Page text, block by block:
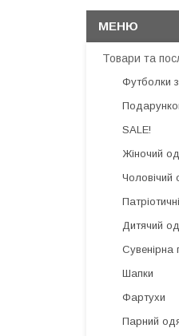
Товари та
Футболки
SALE!
Жіночий
Чоловічий
Дитячий
Сувенірна
Шапки
Фартухи
Парний